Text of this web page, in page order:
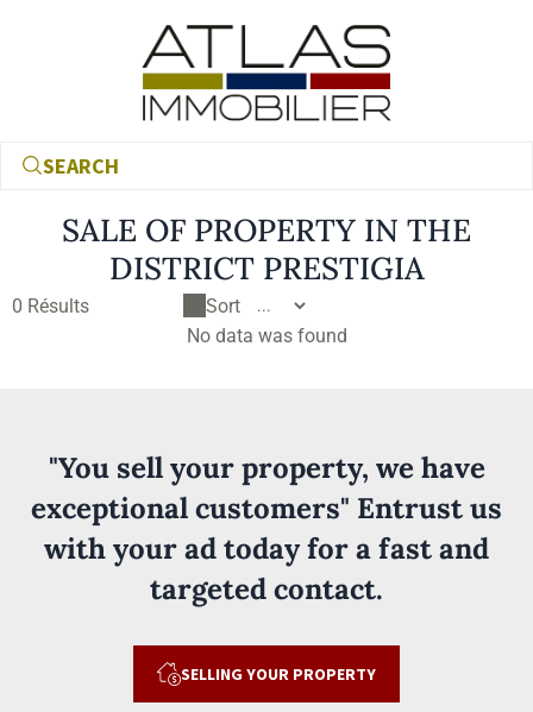
SEARCH
€
SALE OF PROPERTY IN THE
DISTRICT PRESTIGIA
0 Résults
Sort
No data was found
"You sell your property, we have
exceptional customers" Entrust us
with your ad today for a fast and
targeted contact.
SELLING YOUR PROPERTY